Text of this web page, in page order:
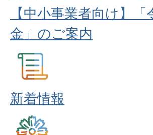
【中小事業者向け】
金」のご案内
新着情報